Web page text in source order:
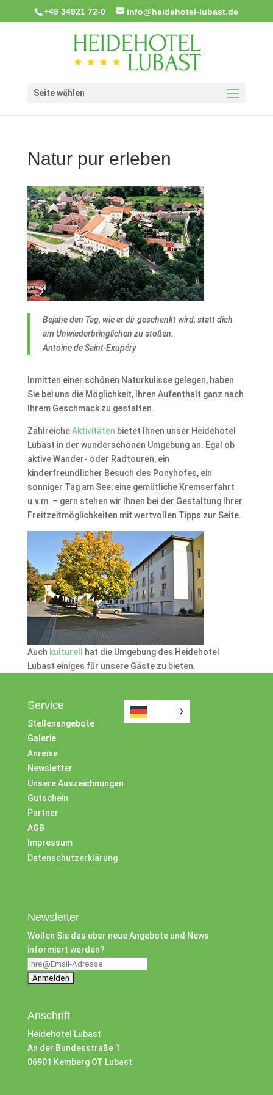
+49 34921 72-0 info@heidehotel-lubast.de
Seite wählen
Natur pur erleben
Bejahe den Tag, wie er dir geschenkt wird, statt dich
am Unwiederbringlichen zu stoßen.
Antoine de Saint-Exupéry
Inmitten einer schönen Naturkulisse gelegen, haben
Sie bei uns die Möglichkeit, Ihren Aufenthalt ganz nach
Ihrem Geschmack zu gestalten.
ZahlreicheAktivitäten bietet Ihnen unser Heidehotel
Lubast in der wunderschönen Umgebung an. Egal ob
aktive Wander- oder Radtouren, ein
kinderfreundlicher Besuch des Ponyhofes, ein
sonniger Tag am See, eine gemütliche Kremserfahrt
u.v.m. – gern stehen wir Ihnen bei der Gestaltung Ihrer
Freitzeitmöglichkeiten mit wertvollen Tipps zur Seite.
Auch kulturell
hat die Umgebung des Heidehotel
Lubast einiges für unsere Gäste zu bieten.
Service
Stellenangebote
Galerie
Anreise
Newsletter
Unsere Auszeichnungen
Gutschein
Partner
AGB
Impressum
Datenschutzerklärung
Newsletter
Wollen Sie das über neue Angebote und News
informiert werden?
Anschrift
Heidehotel Lubast
An der Bundesstraße 1
06901 Kemberg OT Lubast